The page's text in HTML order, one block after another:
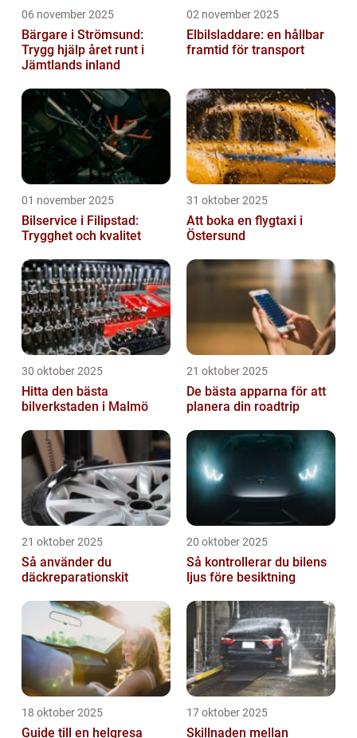
06 november 2025
Bärgare i Strömsund:
Trygg hjälp året runt i
Jämtlands inland
02 november 2025
Elbilsladdare: en hållbar
framtid för transport
01 november 2025
Bilservice i Filipstad:
Trygghet och kvalitet
31 oktober 2025
Att boka en flygtaxi i
Östersund
30 oktober 2025
Hitta den bästa
bilverkstaden i Malmö
21 oktober 2025
De bästa apparna för att
planera din roadtrip
21 oktober 2025
Så använder du
däckreparationskit
20 oktober 2025
Så kontrollerar du bilens
ljus före besiktning
18 oktober 2025
Guide till en helgresa
17 oktober 2025
Skillnaden mellan